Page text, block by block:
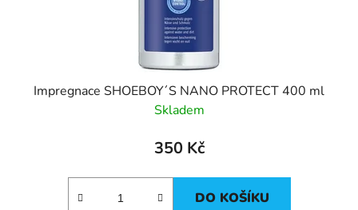
Impregnace SHOEBOY´S NANO PROTECT 400 ml
Skladem
350 Kč
DO KOŠÍKU